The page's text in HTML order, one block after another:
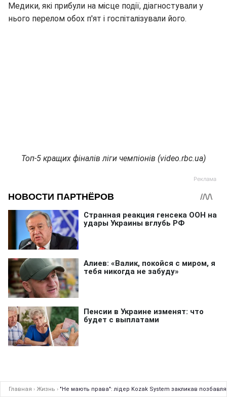
Медики, які прибули на місце події, діагностували у
нього перелом обох п'ят і госпіталізували його.
Топ-5 кращих фіналів ліги чемпіонів (video.rbc.ua)
Главная › Жизнь › "Не мають права": лідер Kozak System закликав